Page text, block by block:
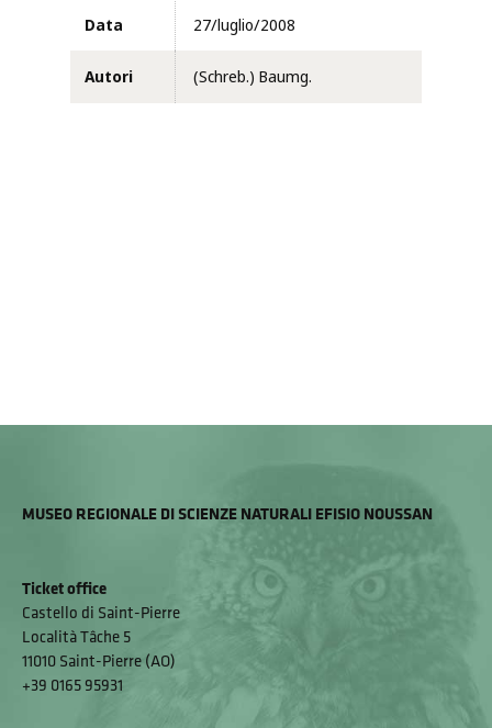
Data 27/luglio/2008
Autori (Schreb.) Baumg.
MUSEO REGIONALE DI SCIENZE NATURALI EFISIO NOUSSAN
Ticket office
Castello di Saint-Pierre
Località Tâche 5
11010 Saint-Pierre (AO)
+39 0165 95931